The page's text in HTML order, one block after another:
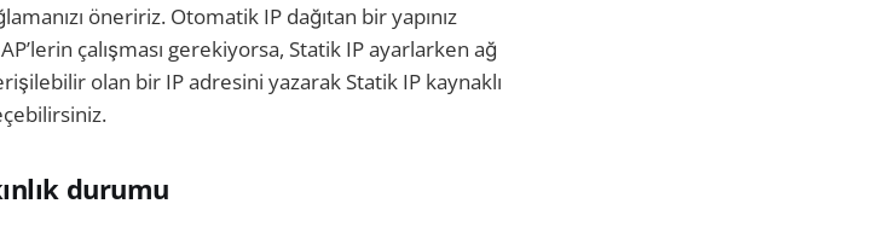
öneririz. Otomatik IP dağıtan bir yapınız
çalışması gerekiyorsa, Statik IP ayarlarken ağ
olan bir IP adresini yazarak Statik IP kaynaklı
durumu